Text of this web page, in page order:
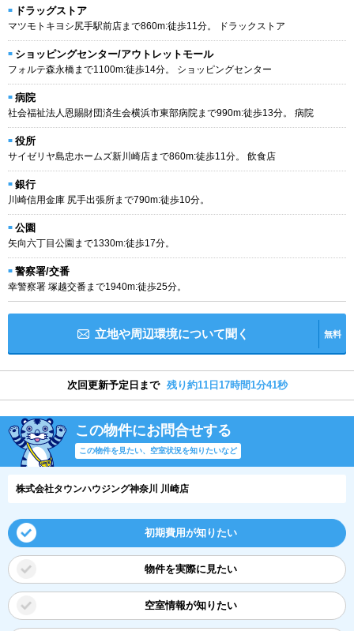
ドラッグストア
マツモトキヨシ尻手駅前店まで860m:徒歩11分。 ドラックストア
ショッピングセンター/アウトレットモール
フォルテ森永橋まで1100m:徒歩14分。 ショッピングセンター
病院
社会福祉法人恩賜財団済生会横浜市東部病院まで990m:徒歩13分。 病院
役所
サイゼリヤ島忠ホームズ新川崎店まで860m:徒歩11分。 飲食店
銀行
川崎信用金庫 尻手出張所まで790m:徒歩10分。
公園
矢向六丁目公園まで1330m:徒歩17分。
警察署/交番
幸警察署 塚越交番まで1940m:徒歩25分。
立地や周辺環境について聞く 無料
次回更新予定日まで 残り約11日17時間1分41秒
この物件にお問合せする
この物件を見たい、空室状況を知りたいなど
株式会社タウンハウジング神奈川 川崎店
初期費用が知りたい
物件を実際に見たい
空室情報が知りたい